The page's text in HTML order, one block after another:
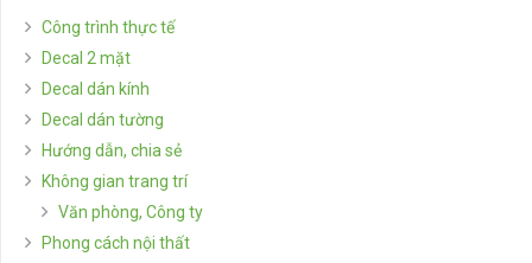
Công trình thực tế
Decal 2 mặt
Decal dán kính
Decal dán tường
Hướng dẫn, chia sẻ
Không gian trang trí
Văn phòng, Công ty
Phong cách nội thất